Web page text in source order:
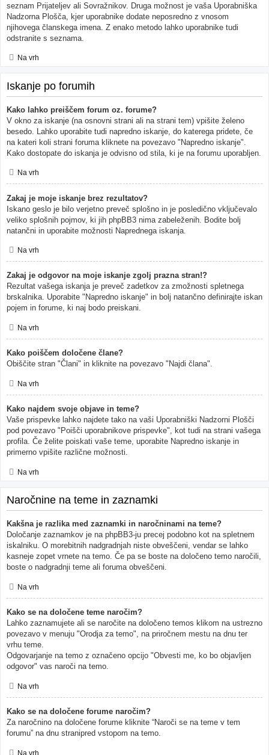
seznam Prijateljev ali Sovražnikov. Druga možnost je vaša Uporabniška
Nadzorna Plošča, kjer uporabnike dodate neposredno z vnosom
njihovega članskega imena. Z enako metodo lahko uporabnike tudi
odstranite s seznama.
Na vrh
Iskanje po forumih
Kako lahko preiščem forum oz. forume?
V okno za iskanje (na osnovni strani ali na strani tem) vpišite želeno
besedo. Lahko uporabite tudi napredno iskanje, do katerega pridete, če
na kateri koli strani foruma kliknete na povezavo "Napredno iskanje".
Kako dostopate do iskanja je odvisno od stila, ki je na forumu uporabljen.
Na vrh
Zakaj je moje iskanje brez rezultatov?
Iskano geslo je bilo verjetno preveč splošno in je posledično vključevalo
veliko splošnih pojmov, ki jih phpBB3 nima zabeleženih. Bodite bolj
natančni in uporabite možnosti Naprednega iskanja.
Na vrh
Zakaj je odgovor na moje iskanje zgolj prazna stran!?
Rezultat vašega iskanja je preveč zadetkov za zmožnosti spletnega
brskalnika. Uporabite "Napredno iskanje" in bolj natančno definirajte iskan
pojem in forume, ki naj bodo preiskani.
Na vrh
Kako poiščem določene člane?
Obiščite stran "Člani" in kliknite na povezavo "Najdi člana".
Na vrh
Kako najdem svoje objave in teme?
Vaše prispevke lahko najdete tako na vaši Uporabniški Nadzorni Plošči
pod povezavo "Poišči uporabnikove prispevke", kot tudi na strani vašega
profila. Če želite poiskati vaše teme, uporabite Napredno iskanje in
primerno vpišite različne možnosti.
Na vrh
Naročnine na teme in zaznamki
Kakšna je razlika med zaznamki in naročninami na teme?
Določanje zaznamkov je na phpBB3-ju precej podobno kot na spletnem
iskalniku. O morebitnih nadgradnjah niste obveščeni, vendar se lahko
kasneje zopet vrnete na temo. Če pa se boste na določeno temo naročili,
boste o nadgradnji teme ali foruma obveščeni.
Na vrh
Kako se na določene teme naročim?
Lahko zaznamujete ali se naročite na določeno temos klikom na ustrezno
povezavo v menuju "Orodja za temo", na priročnem mestu na dnu ter
vrhu teme.
Odgovarjanje na temo z označeno opcijo "Obvesti me, ko bo objavljen
odgovor" vas naroči na temo.
Na vrh
Kako se na določene forume naročim?
Za naročnino na določene forume kliknite “Naroči se na teme v tem
forumu” na dnu stranipred vstopom na temo.
Na vrh